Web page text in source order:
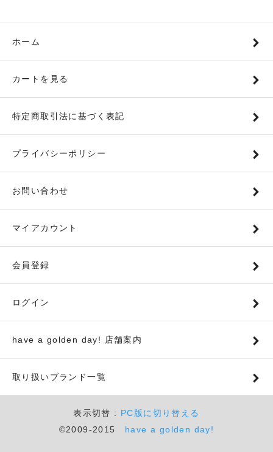
ホーム
カートを見る
特定商取引法に基づく表記
プライバシーポリシー
お問い合わせ
マイアカウント
会員登録
ログイン
have a golden day! 店舗案内
取り扱いブランド一覧
表示切替 : PC版に切り替える
©2009-2015 have a golden day!